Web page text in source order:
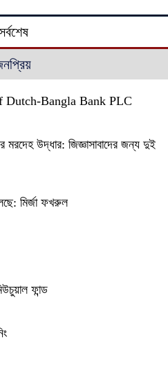
Dutch-Bangla Bank PLC
মরদেহ উদ্ধার: জিজ্ঞাসাবাদের জন্য দুই
মির্জা ফখরুল
ফান্ড